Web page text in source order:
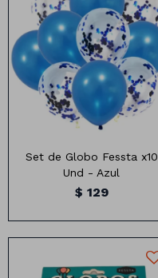
Globo r12 x10 unidades
Set de Globo Fessta x10
Und - Azul
$ 129
Dinosaurios
Temáticos
Plantas y flores
Deco jardín
Fanal
Veladoras
Guías